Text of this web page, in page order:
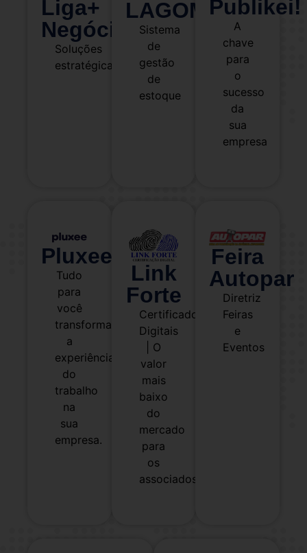
Liga+
Negócios
Soluções
estratégicas
LAGOM
Sistema
de
gestão
de
estoque
Publikei!
A
chave
para
o
sucesso
da
sua
empresa
Pluxee
Tudo
para
você
transformar
a
experiência
do
trabalho
na
sua
empresa.
Link
Forte
Certificados
Digitais
| O
valor
mais
baixo
do
mercado
para
os
associados
Feira
Autopar
Diretriz
Feiras
e
Eventos